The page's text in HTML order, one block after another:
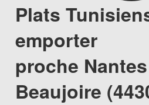
Plats
emporter
proche
Beaujoire